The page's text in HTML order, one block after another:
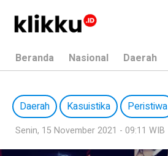
Beranda Nasional Daerah
Daerah Kasuistika Peristiwa
Senin, 15 November 2021 - 09:11 WIB